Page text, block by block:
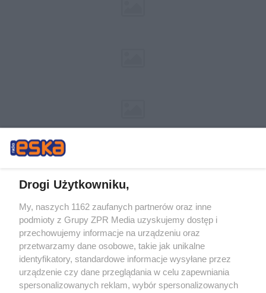
Żaden utwór zamieszczony w serwisie nie może być powielany i
rozpowszechniany lub dalej rozpowszechniany w jakikolwiek sposób (w
tym także elektroniczny lub mechaniczny) na jakimkolwiek polu
eksploatacji w jakiejkolwiek formie, włącznie z umieszczaniem w Internecie
bez pisemnej zgody właściciela praw. Jakiekolwiek użycie lub
wykorzystanie utworów w całości lub w części z naruszeniem prawa, tzn.
bez właściwej zgody, jest zabronione pod groźbą kary i może być ścigane
prawnie.
Drogi Użytkowniku,
My, naszych 1162 zaufanych partnerów oraz inne
podmioty z Grupy ZPR Media uzyskujemy dostęp i
przechowujemy informacje na urządzeniu oraz
przetwarzamy dane osobowe, takie jak unikalne
identyfikatory, standardowe informacje wysyłane przez
urządzenie czy dane przeglądania w celu zapewniania
spersonalizowanych reklam, wybór spersonalizowanych